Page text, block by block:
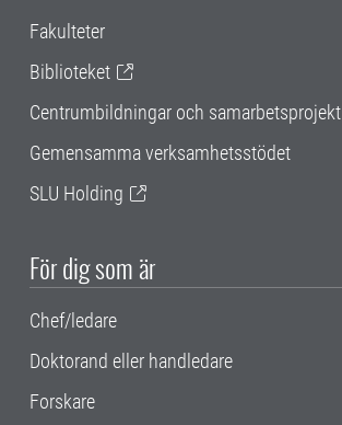
Fakulteter
Biblioteket
Centrumbildningar och samarbetsprojekt
Gemensamma verksamhetsstödet
SLU Holding
För dig som är
Chef/ledare
Doktorand eller handledare
Forskare